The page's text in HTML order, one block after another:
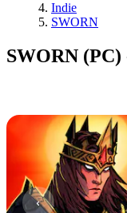
Indie
SWORN
SWORN